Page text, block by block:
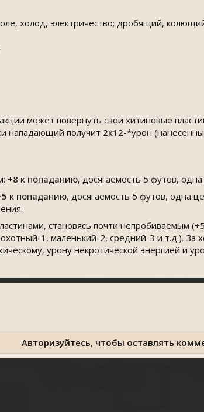
холод, электричество; дробящий,
может повернуть свои хитиновые
нападающий получит 2к12-*урон
+8 к попаданию, досягаемость 5 футов,
к попаданию, досягаемость 5 футов, одна
становясь почти непробиваемым
1, маленький-2, средний-3 и т.д.). За
урону некротической энергией и
Авторизуйтесь, чтобы оставлять